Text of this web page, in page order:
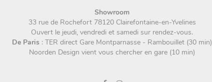
Showroom
33 rue de Rochefort 78120 Clairefontaine-en-Yvelines
Ouvert le jeudi, vendredi et samedi sur rendez-vous.
De Paris : TER direct Gare Montparnasse - Rambouillet (30 min)
Noorden Design vient vous chercher en gare (10 min)